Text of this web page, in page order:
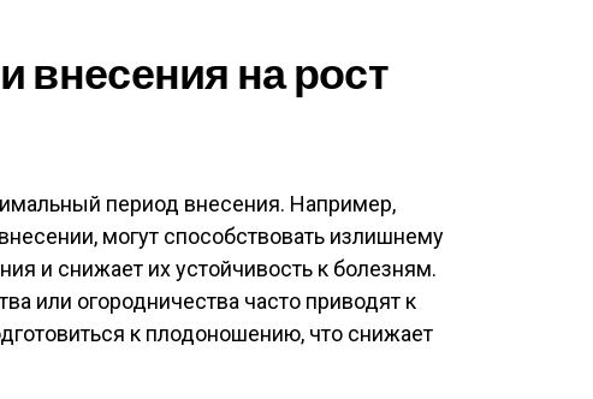
внесения на рост
период внесения. Например,
могут способствовать излишнему
и снижает их устойчивость к болезням.
или огородничества часто приводят к
к плодоношению, что снижает